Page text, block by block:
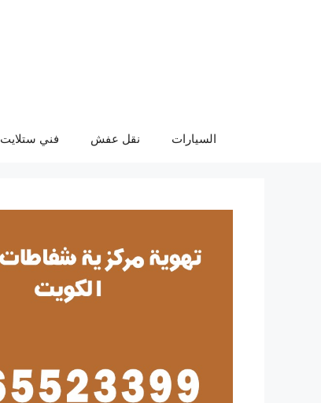
السيارات نقل عفش فني ستلايت